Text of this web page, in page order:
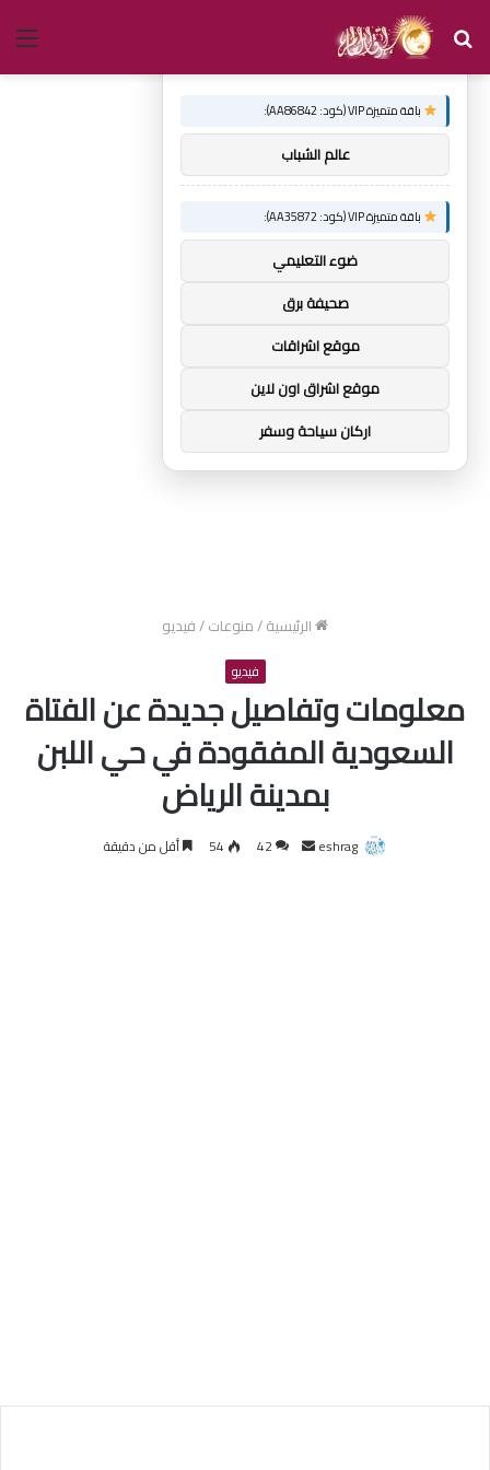
بحث
عن
الرئيسية/منوعات/فيديو
فيديو
معلومات وتفاصيل جديدة عن الفتاة
السعودية المفقودة في حي اللبن
بمدينة الرياض
eshrag
أرسل 42
54 أقل من دقيقة
توصيات :
باقة متميزة VIP (كود: AA86842):
عالم الشباب
باقة متميزة VIP (كود: AA35872):
ضوء التعليمي
صحيفة برق
موقع اشراقات
موقع اشراق اون لاين
اركان سياحة وسفر